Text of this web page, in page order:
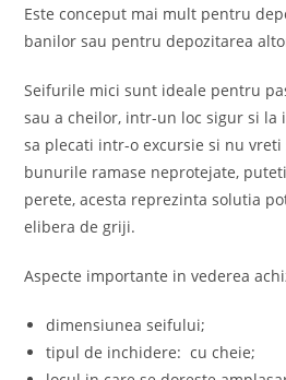
Este conceput mai mult pentru
banilor sau pentru depozitarea
Seifurile mici sunt ideale pentru
sau a cheilor, intr-un loc sigur si la
sa plecati intr-o excursie si nu
bunurile ramase neprotejate,
perete, acesta reprezinta solutia
elibera de griji.
Aspecte importante in vederea
dimensiunea seifului;
tipul de inchidere: cu cheie;